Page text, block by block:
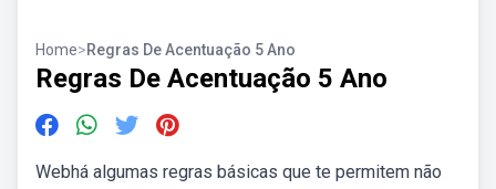
Home>Regras De Acentuação 5 Ano
Regras De Acentuação 5 Ano
Webhá algumas regras básicas que te permitem não